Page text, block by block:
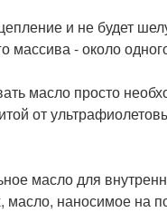
и не будет
массива - около
масло просто
от
масло для
масло, наносимое на